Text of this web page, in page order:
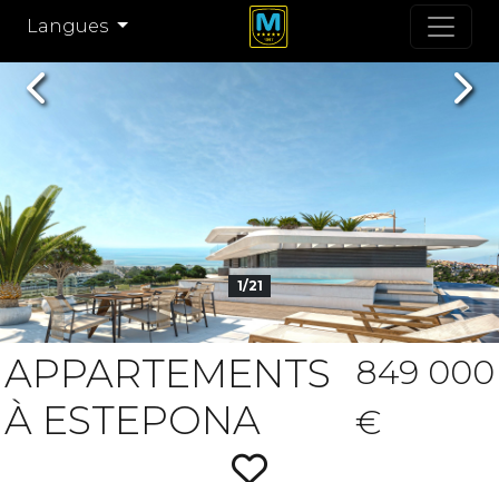
Langues
1/21
Previous
APPARTEMENTS
À ESTEPONA
849 000
€